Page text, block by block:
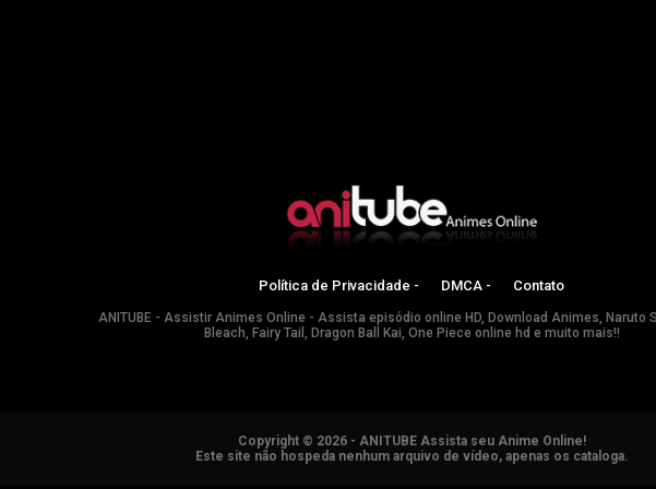
Política de Privacidade - DMCA - Contato
ANITUBE - Assistir Animes Online - Assista episódio online HD, Download Animes, Naruto
Bleach, Fairy Tail, Dragon Ball Kai, One Piece online hd e muito mais!!
Copyright © 2026 - ANITUBE Assista seu Anime Online!
Este site não hospeda nenhum arquivo de vídeo, apenas os cataloga.